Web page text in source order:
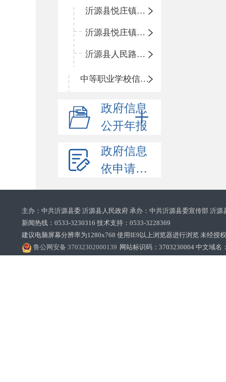
沂源县悦庄镇鲍庄完小
沂源县悦庄镇赵庄小学
沂源县人民路小学
中等职业学校信息公开
政府信息
公开年报
政府信息
依申请公开
主办：中共沂源县委 沂源县人民政府 承办：中共沂源县委宣传部 沂
新闻热线：0533-3230316 技术支持：0533-3228369‌‌
建议电脑屏幕分辨率为1280x768 使用IE9以上浏览器进行浏览 未经授
鲁公网安备 37032302000139 网站标识码：3703230004 中文域名